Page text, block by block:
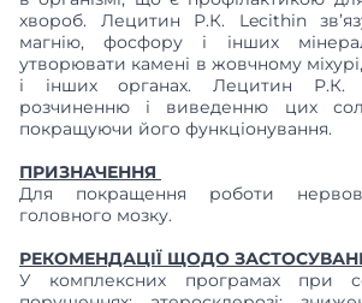
хвороб. Лецитин Р.К. Lecithin
магнію, фосфору і інших
утворювати камені в жовчному
і інших органах. Лецитин Р.К.
розчиненню і виведенню цих
покращуючи його функціонування.
ПРИЗНАЧЕННЯ
Для покращення роботи
головного мозку.
РЕКОМЕНДАЦІЇ ЩОДО
У комплексних програмах при